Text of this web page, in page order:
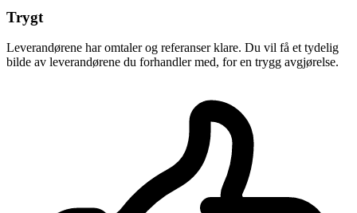
Trygt
Leverandørene har omtaler og referanser klare. Du vil få et tydelig
bilde av leverandørene du forhandler med, for en trygg avgjørelse.